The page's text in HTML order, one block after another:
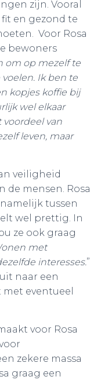
zijn. Vooral
en gezond te
Voor Rosa
bewoners
om op mezelf te
Ik ben te
kopjes koffie bij
wel elkaar
voordeel van
leven, maar
veiligheid
de mensen. Rosa
tussen
wel prettig. In
ze ook graag
met
interesses.”
naar een
eventueel
voor Rosa
zekere massa
graag een